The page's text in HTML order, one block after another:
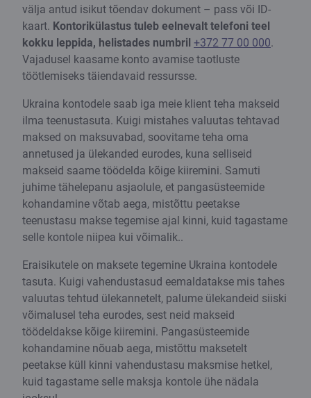
välja antud isikut tõendav dokument – pass või ID-
kaart. Kontorikülastus tuleb eelnevalt telefoni teel
kokku leppida, helistades numbril +372 77 00 000.
Vajadusel kaasame konto avamise taotluste
töötlemiseks täiendavaid ressursse.
Ukraina kontodele saab iga meie klient teha makseid
ilma teenustasuta. Kuigi mistahes valuutas tehtavad
maksed on maksuvabad, soovitame teha oma
annetused ja ülekanded eurodes, kuna selliseid
makseid saame töödelda kõige kiiremini. Samuti
juhime tähelepanu asjaolule, et pangasüsteemide
kohandamine võtab aega, mistõttu peetakse
teenustasu makse tegemise ajal kinni, kuid tagastame
selle kontole niipea kui võimalik..
Eraisikutele on maksete tegemine Ukraina kontodele
tasuta. Kuigi vahendustasud eemaldatakse mis tahes
valuutas tehtud ülekannetelt, palume ülekandeid siiski
võimalusel teha eurodes, sest neid makseid
töödeldakse kõige kiiremini. Pangasüsteemide
kohandamine nõuab aega, mistõttu maksetelt
peetakse küll kinni vahendustasu maksmise hetkel,
kuid tagastame selle maksja kontole ühe nädala